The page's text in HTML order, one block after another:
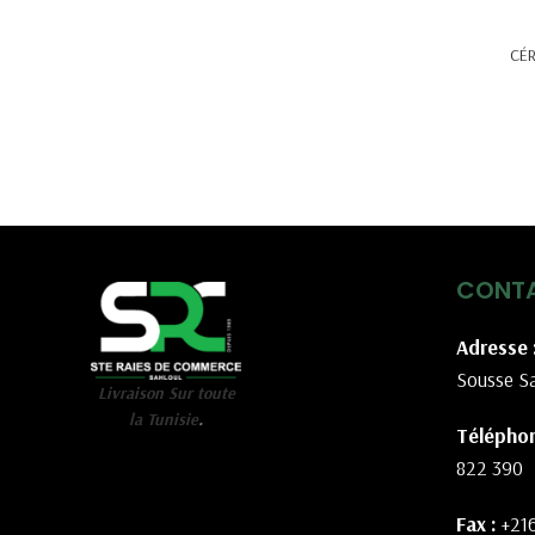
Livraison Sur toute
la Tunisie.
Adresse
Sousse
822 390
Fax :